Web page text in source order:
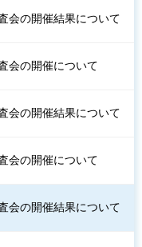
会の開催結果について
会の開催について
会の開催結果について
会の開催について
会の開催結果について